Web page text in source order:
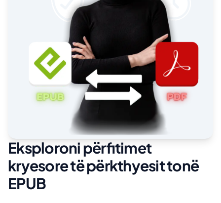
Eksploroni përfitimet
kryesore të përkthyesit tonë
EPUB